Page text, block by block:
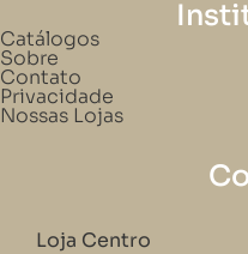
Catálogos
Sobre
Contato
Privacidade
Nossas Lojas
Loja Centro